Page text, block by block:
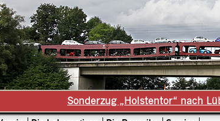
Sonderzug „Holstentor“ nach